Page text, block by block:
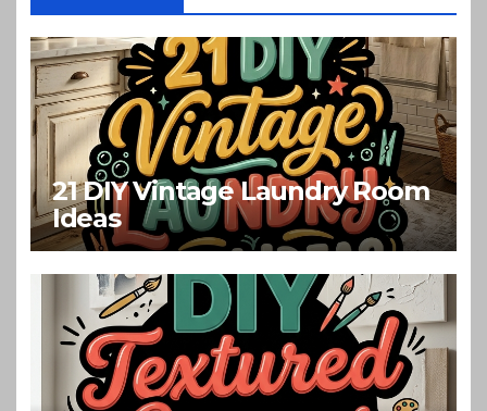
21 DIY Vintage Laundry Room
Ideas